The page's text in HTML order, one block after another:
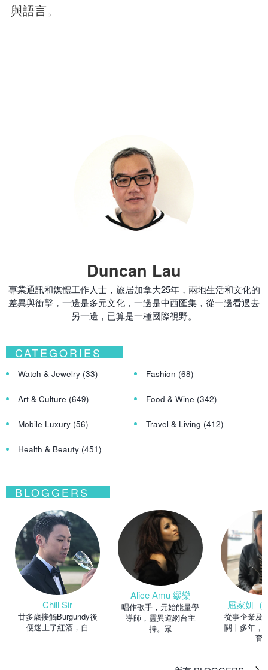
與語言。
Duncan Lau
專業通訊和媒體工作人士，旅居加拿大25年，兩地生活和文化的
差異與衝擊，一邊是多元文化，一邊是中西匯集，從一邊看過去
另一邊，已算是一種國際視野。
CATEGORIES
Watch & Jewelry(33) Fashion (68)
Art & Culture (649) Food & Wine (342)
Mobile Luxury(56) Travel & Living (412)
Health & Beauty(451)
BLOGGERS
Chill Sir
廿多歲接觸Burgundy後
便迷上了紅酒，自
Alice Amu 繆樂
唱作歌手，元始能量學
導師，靈異道網台主
持。眾
屈家妍（
從事企業及
關十多年，
育